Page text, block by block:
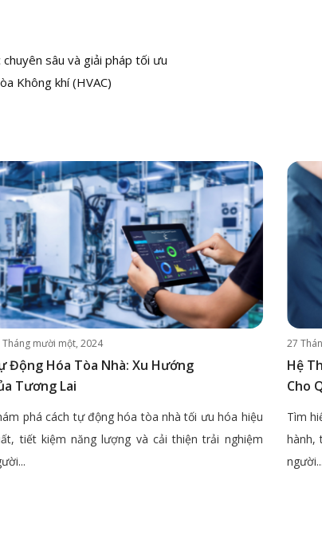
sâu và giải pháp tối ưu
Không khí (HVAC)
Tháng mười một, 2024
Động Hóa Tòa Nhà: Xu Hướng
Tương Lai
phá cách tự động hóa tòa nhà tối ưu hóa hiệu
tiết kiệm năng lượng và cải thiện trải nghiệm
27
Hệ
Cho
Tìm
hành,
người...